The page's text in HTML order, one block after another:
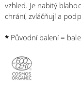
vzhled. Je nabitý
chrání, zvláčňují a
* Původní balení =